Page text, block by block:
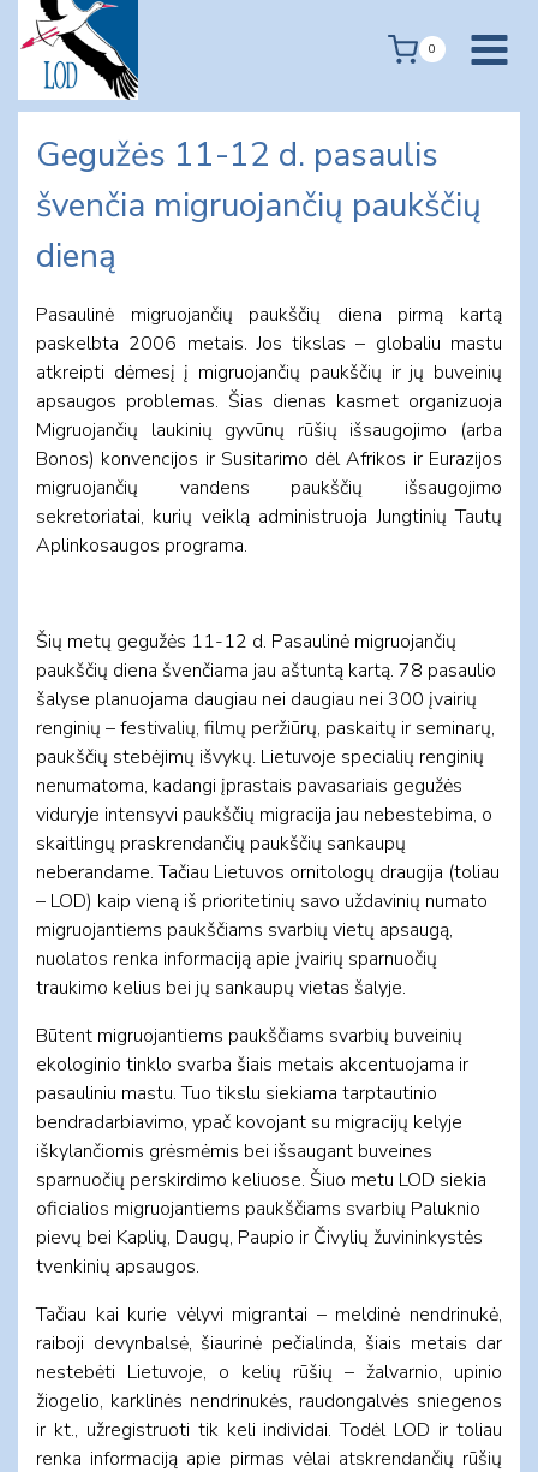
content
0
Gegužės 11-12 d. pasaulis
švenčia migruojančių paukščių
dieną
Pasaulinė migruojančių paukščių diena pirmą kartą
paskelbta 2006 metais. Jos tikslas – globaliu mastu
atkreipti dėmesį į migruojančių paukščių ir jų buveinių
apsaugos problemas. Šias dienas kasmet organizuoja
Migruojančių laukinių gyvūnų rūšių išsaugojimo (arba
Bonos) konvencijos ir Susitarimo dėl Afrikos ir Eurazijos
migruojančių vandens paukščių išsaugojimo
sekretoriatai, kurių veiklą administruoja Jungtinių Tautų
Aplinkosaugos programa.
Šių metų gegužės 11-12 d. Pasaulinė migruojančių
paukščių diena švenčiama jau aštuntą kartą. 78 pasaulio
šalyse planuojama daugiau nei daugiau nei 300 įvairių
renginių – festivalių, filmų peržiūrų, paskaitų ir seminarų,
paukščių stebėjimų išvykų. Lietuvoje specialių renginių
nenumatoma, kadangi įprastais pavasariais gegužės
viduryje intensyvi paukščių migracija jau nebestebima, o
skaitlingų praskrendančių paukščių sankaupų
neberandame. Tačiau Lietuvos ornitologų draugija (toliau
– LOD) kaip vieną iš prioritetinių savo uždavinių numato
migruojantiems paukščiams svarbių vietų apsaugą,
nuolatos renka informaciją apie įvairių sparnuočių
traukimo kelius bei jų sankaupų vietas šalyje.
Būtent migruojantiems paukščiams svarbių buveinių
ekologinio tinklo svarba šiais metais akcentuojama ir
pasauliniu mastu. Tuo tikslu siekiama tarptautinio
bendradarbiavimo, ypač kovojant su migracijų kelyje
iškylančiomis grėsmėmis bei išsaugant buveines
sparnuočių perskirdimo keliuose. Šiuo metu LOD siekia
oficialios migruojantiems paukščiams svarbių Paluknio
pievų bei Kaplių, Daugų, Paupio ir Čivylių žuvininkystės
tvenkinių apsaugos.
Tačiau kai kurie vėlyvi migrantai – meldinė nendrinukė,
raiboji devynbalsė, šiaurinė pečialinda, šiais metais dar
nestebėti Lietuvoje, o kelių rūšių – žalvarnio, upinio
žiogelio, karklinės nendrinukės, raudongalvės sniegenos
ir kt., užregistruoti tik keli individai. Todėl LOD ir toliau
renka informaciją apie pirmas vėlai atskrendančių rūšių